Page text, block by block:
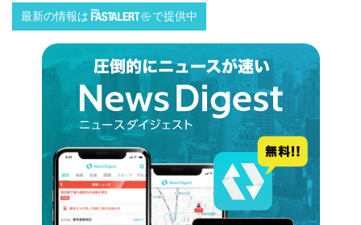
最新の情報は で提供中